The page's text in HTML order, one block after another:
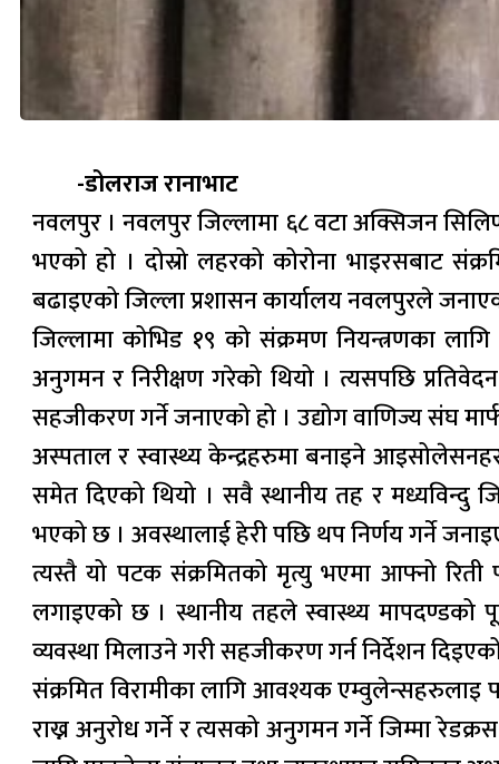
-डोलराज रानाभाट
नवलपुर । नवलपुर जिल्लामा ६८ वटा अक्सिजन
भएको हो । दोस्रो लहरको कोरोना भाइरसबाट
बढाइएको जिल्ला प्रशासन कार्यालय नवलपुरले
जिल्लामा कोभिड १९ को संक्रमण नियन्त्रणका
अनुगमन र निरीक्षण गरेको थियो । त्यसपछि
सहजीकरण गर्ने जनाएको हो । उद्योग वाणिज्य संघ
अस्पताल र स्वास्थ्य केन्द्रहरुमा बनाइने
समेत दिएको थियो । सवै स्थानीय तह र मध्यविन्दु
भएको छ । अवस्थालाई हेरी पछि थप निर्णय गर्ने
त्यस्तै यो पटक संक्रमितको मृत्यु भएमा आफ्नो रिती
लगाइएको छ । स्थानीय तहले स्वास्थ्य मापदण्डको
व्यवस्था मिलाउने गरी सहजीकरण गर्न निर्देशन
संक्रमित विरामीका लागि आवश्यक एम्वुलेन्सहरुलाइ
राख्न अनुरोध गर्ने र त्यसको अनुगमन गर्ने जिम्मा